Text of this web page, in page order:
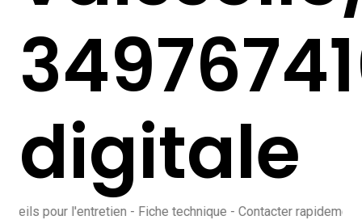
digitale
- Fiche technique - Contacter rapidement le SAV -